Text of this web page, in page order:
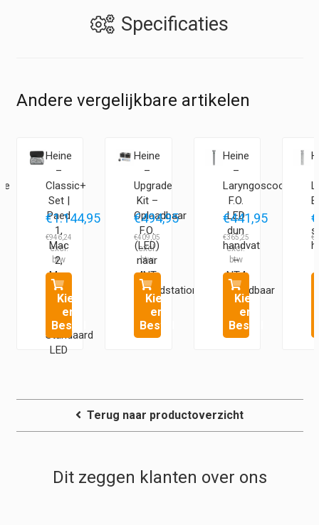
Specificaties
Andere vergelijkbare artikelen
Heine
–
Classic+
Set |
Paed
1,
Mac
2,
Mac
3,
Mac
4 |
Standaard
LED
€1.144,95
€946,24
Kies
en
Bestel
Heine
–
Upgrade
Kit –
Oplaadbaar
F.O.
(LED)
naar
4NT
oplaadstation
€494,95
€409,05
Kies
en
Bestel
Heine
–
Laryngoscoop
F.O.
LED
dun
handvat
–
NT4
oplaadbaar
€441,95
€365,25
Kies
en
Bestel
€
€
Terug naar productoverzicht
Dit zeggen klanten over ons